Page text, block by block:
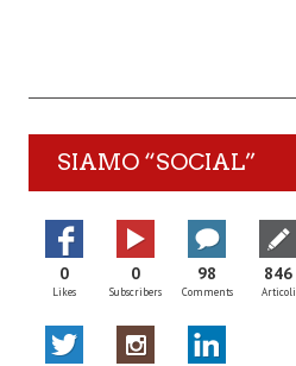
SIAMO “SOCIAL”
0
Likes
0
Subscribers
98
Comments
846
Articoli